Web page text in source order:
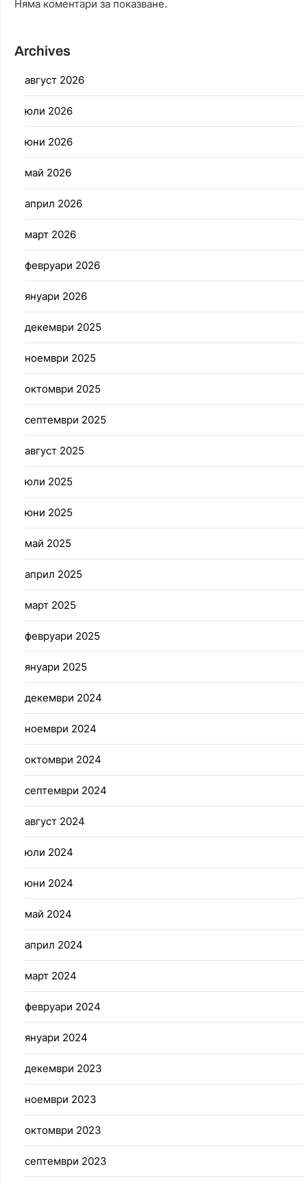
Няма коментари за показване.
Archives
август 2026
юли 2026
юни 2026
май 2026
април 2026
март 2026
февруари 2026
януари 2026
декември 2025
ноември 2025
октомври 2025
септември 2025
август 2025
юли 2025
юни 2025
май 2025
април 2025
март 2025
февруари 2025
януари 2025
декември 2024
ноември 2024
октомври 2024
септември 2024
август 2024
юли 2024
юни 2024
май 2024
април 2024
март 2024
февруари 2024
януари 2024
декември 2023
ноември 2023
октомври 2023
септември 2023